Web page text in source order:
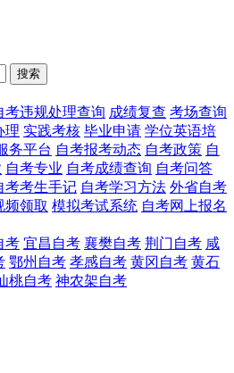
搜索
考违规处理查询 成绩复查 考场查询
理 实践考核 毕业申请 学位英语培
务平台 自考报考动态 自考政策 自
自考专业 自考成绩查询 自考问答
考考生手记 自考学习方法 外省自考
频领取 模拟考试系统 自考网上报名
考 宜昌自考 襄樊自考 荆门自考 咸
鄂州自考 孝感自考 黄冈自考 黄石
桃自考 神农架自考